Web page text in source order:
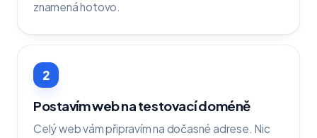
znamená hotovo.
2
Postavím web na testovací doméně
Celý web vám připravím na dočasné adrese. Nic